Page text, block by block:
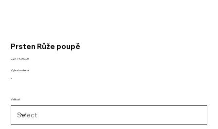
Prsten Růže poupě
Price
CZK 14,900.00
Vybrat materiál
Velikost